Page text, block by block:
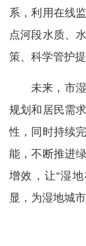
系，利用在线
点河段水质、
策、科学管护
未来，市
规划和居民需
性，同时持续
能，不断推进
增效，让“湿
显，为湿地城